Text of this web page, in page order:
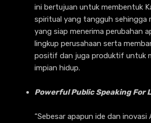
ini bertujuan untuk membentuk
spiritual yang tangguh sehingga
yang siap menerima perubahan
lingkup perusahaan serta
positif dan juga produktif untuk
impian hidup.
Powerful Public Speaking For
“Sebesar apapun ide dan inovasi